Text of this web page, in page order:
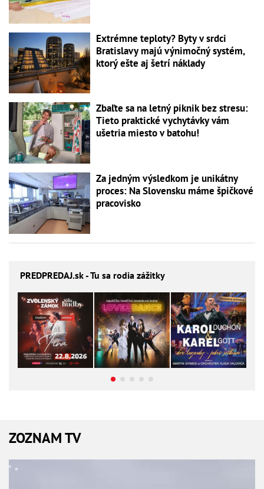
Extrémne teploty? Byty v srdci
Bratislavy majú výnimočný systém,
ktorý ešte aj šetrí náklady
Zbaľte sa na letný piknik bez stresu:
Tieto praktické vychytávky vám
ušetria miesto v batohu!
Za jedným výsledkom je unikátny
proces: Na Slovensku máme špičkové
pracovisko
PREDPREDAJ.sk - Tu sa rodia zážitky
ZOZNAM TV